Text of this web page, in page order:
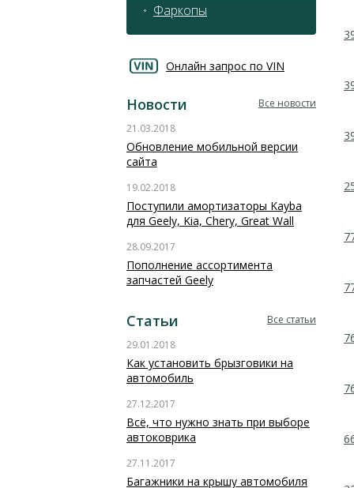
Фаркопы
Онлайн запрос по VIN
Новости
Все новости
21.03.2018
Обновление мобильной версии
сайта
19.02.2018
Поступили амортизаторы Kayba
для Geely, Kia, Chery, Great Wall
28.09.2017
Пополнение ассортимента
запчастей Geely
Статьи
Все статьи
29.01.2018
Как установить брызговики на
автомобиль
27.12.2017
Всё, что нужно знать при выборе
автоковрика
27.11.2017
Багажники на крышу автомобиля